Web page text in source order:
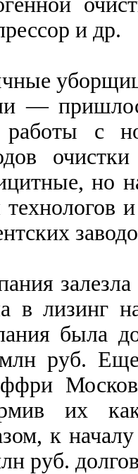
и др.
—
работы с
но
технологов
в лизинг
была
руб.
их
к
руб.